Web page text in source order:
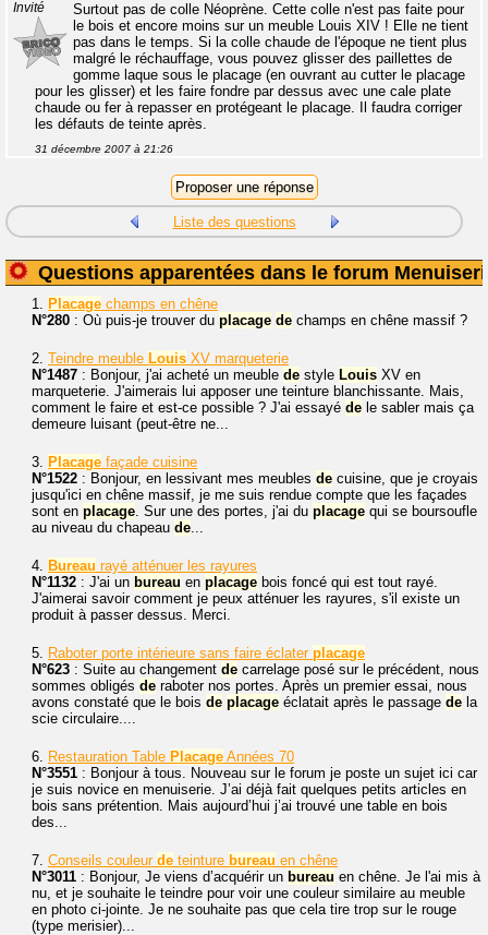
Invité
Surtout pas de colle Néoprène. Cette colle n'est pas faite pour
le bois et encore moins sur un meuble Louis XIV ! Elle ne tient
pas dans le temps. Si la colle chaude de l'époque ne tient plus
malgré le réchauffage, vous pouvez glisser des paillettes de
gomme laque sous le placage (en ouvrant au cutter le placage
pour les glisser) et les faire fondre par dessus avec une cale plate
chaude ou fer à repasser en protégeant le placage. Il faudra corriger
les défauts de teinte après.
31 décembre 2007 à 21:26
Liste des questions
Questions apparentées dans le forum
1. Placage champs en chêne
N°280 : Où puis-je trouver du placage de champs en chêne massif ?
2. Teindre meuble Louis XV marqueterie
N°1487 : Bonjour, j'ai acheté un meuble de style Louis XV en
marqueterie. J'aimerais lui apposer une teinture blanchissante. Mais,
comment le faire et est-ce possible ? J'ai essayé de le sabler mais ça
demeure luisant (peut-être ne...
3. Placage façade cuisine
N°1522 : Bonjour, en lessivant mes meubles de cuisine, que je croyais
jusqu'ici en chêne massif, je me suis rendue compte que les façades
sont en placage. Sur une des portes, j'ai du placage qui se boursoufle
au niveau du chapeau de...
4. Bureau rayé atténuer les rayures
N°1132 : J'ai un bureau en placage bois foncé qui est tout rayé.
J'aimerai savoir comment je peux atténuer les rayures, s'il existe un
produit à passer dessus. Merci.
5. Raboter porte intérieure sans faire éclater placage
N°623 : Suite au changement de carrelage posé sur le précédent, nous
sommes obligés de raboter nos portes. Après un premier essai, nous
avons constaté que le bois de placage éclatait après le passage de la
scie circulaire....
6. Restauration Table Placage Années 70
N°3551 : Bonjour à tous. Nouveau sur le forum je poste un sujet ici car
je suis novice en menuiserie. J’ai déjà fait quelques petits articles en
bois sans prétention. Mais aujourd’hui j’ai trouvé une table en bois
des...
7. Conseils couleur de teinture bureau en chêne
N°3011 : Bonjour, Je viens d’acquérir un bureau en chêne. Je l'ai mis à
nu, et je souhaite le teindre pour voir une couleur similaire au meuble
en photo ci-jointe. Je ne souhaite pas que cela tire trop sur le rouge
(type merisier)...